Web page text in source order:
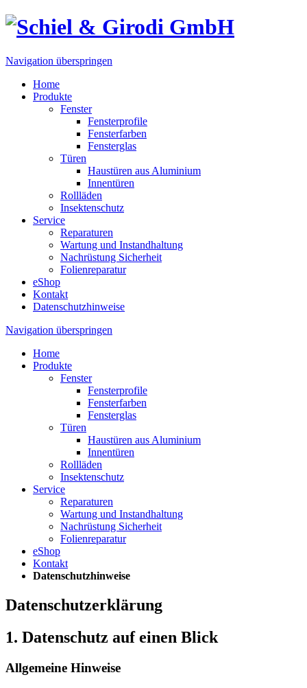
Navigation überspringen
Home
Produkte
Fenster
Fensterprofile
Fensterfarben
Fensterglas
Türen
Haustüren aus Aluminium
Innentüren
Rollläden
Insektenschutz
Service
Reparaturen
Wartung und Instandhaltung
Nachrüstung Sicherheit
Folienreparatur
eShop
Kontakt
Datenschutzhinweise
Navigation überspringen
Home
Produkte
Fenster
Fensterprofile
Fensterfarben
Fensterglas
Türen
Haustüren aus Aluminium
Innentüren
Rollläden
Insektenschutz
Service
Reparaturen
Wartung und Instandhaltung
Nachrüstung Sicherheit
Folienreparatur
eShop
Kontakt
Datenschutzhinweise
Datenschutz­erklärung
1. Datenschutz auf einen Blick
Allgemeine Hinweise